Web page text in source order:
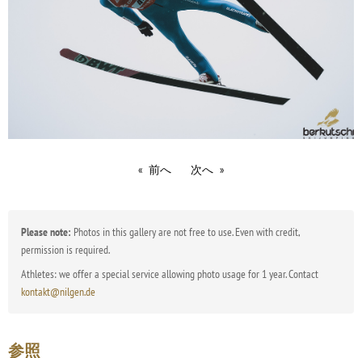
前へ 次へ
Please note: Photos in this gallery are not free to use. Even with credit,
permission is required.
Athletes: we offer a special service allowing photo usage for 1 year. Contact
kontakt@nilgen.de
参照